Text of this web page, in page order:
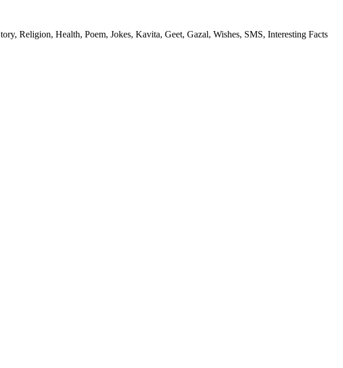
Religion, Health, Poem, Jokes, Kavita, Geet, Gazal, Wishes, SMS, Interesting Facts